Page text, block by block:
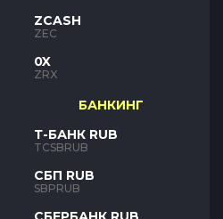
ZCASH
ZEC
0X
ZRX
БАНКИНГ
Т-БАНК RUB
TCSBRUB
СБП RUB
SBPRUB